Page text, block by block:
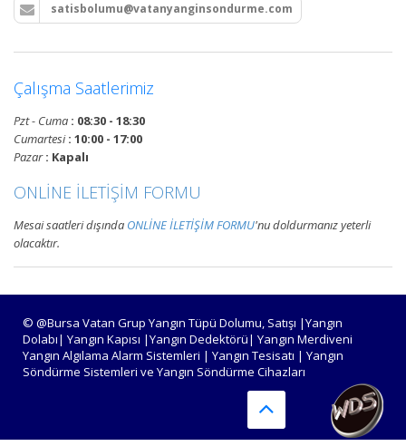
hatları kurulumu ve periyodik
vana testleri.
yangın alarm kontrol paneli
projelendirme, montaj ve
Bursa Yangın Algılama ve İhbar
Alarm Sistemleri
Bursa adresli ve konvansiyonel
yangın alarm sistemleri
satisbolumu@vatanyanginsondurme.com
Çalışma Saatlerimiz
Pzt - Cuma : 08:30 - 18:30
Cumartesi: 10:00 - 17:00
Pazar: Kapalı
ONLİNE İLETİŞİM FORMU
Mesai saatleri dışında ONLİNE İLETİŞİM FORMU'nu doldurmanız yeterli
olacaktır.
© @Bursa Vatan Grup Yangın Tüpü Dolumu, Satışı |Yangın
Dolabı| Yangın Kapısı |Yangın Dedektörü| Yangın Merdiveni
Yangın Algılama Alarm Sistemleri | Yangın Tesisatı | Yangın
Söndürme Sistemleri ve Yangın Söndürme Cihazları